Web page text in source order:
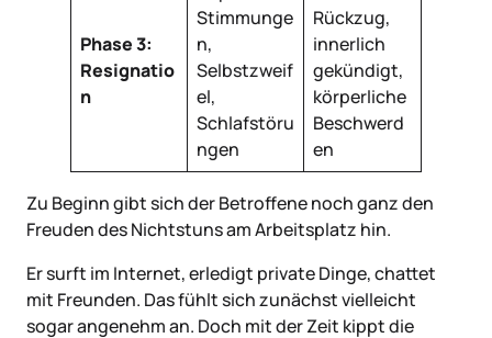
Phase 3:
Resignatio
n
Stimmunge
n,
Selbstzweif
el,
Schlafstöru
ngen
Rückzug,
innerlich
gekündigt,
körperliche
Beschwerd
en
Zu Beginn gibt sich der Betroffene noch ganz den
Freuden des Nichtstuns am Arbeitsplatz hin.
Er surft im Internet, erledigt private Dinge, chattet
mit Freunden. Das fühlt sich zunächst vielleicht
sogar angenehm an. Doch mit der Zeit kippt die